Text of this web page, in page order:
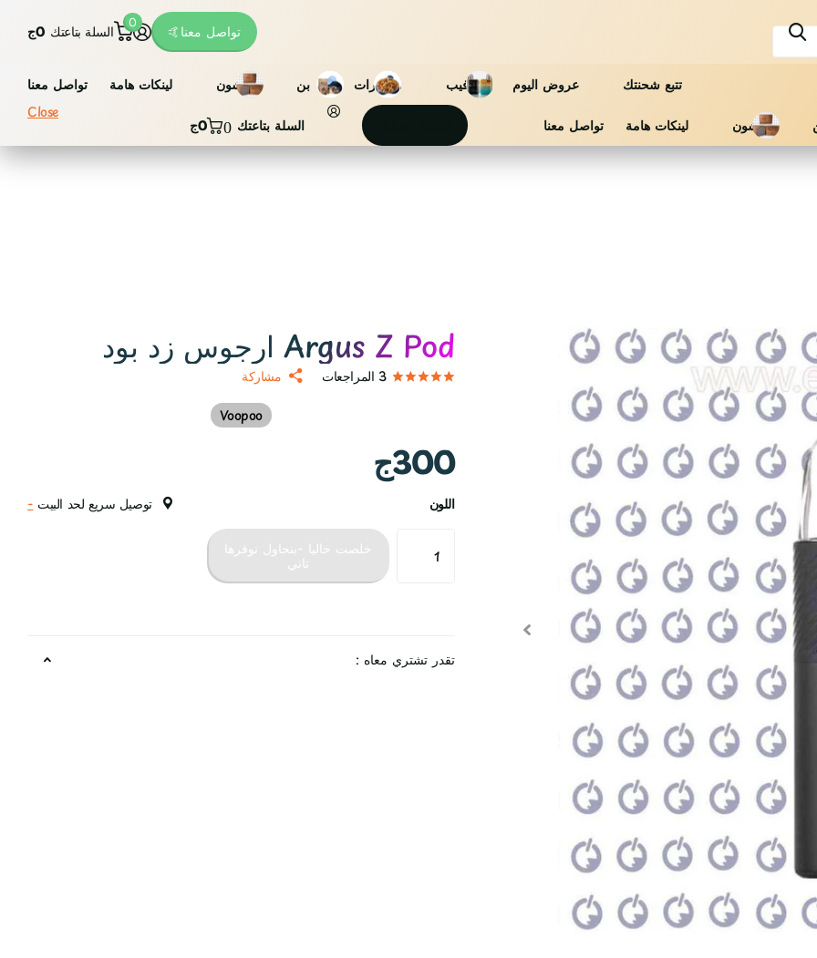
تواصل معنا🤙 السلة بتاعتك
0
0ج
تتبع شحنتك عروض اليوم فيب مكسرات بن فاشون لينكات هامة تواصل معنا
فاشون لينكات هامة تواصل معنا السلة بتاعتك 0 0ج
Close
Argus Z Pod ارجوس زد بود
3 المراجعات مشاركة
Voopoo
300ج
اللون توصيل سريع لحد البيت -
خلصت حاليا -بنحاول نوفرها
تاني
تقدر تشتري معاه :